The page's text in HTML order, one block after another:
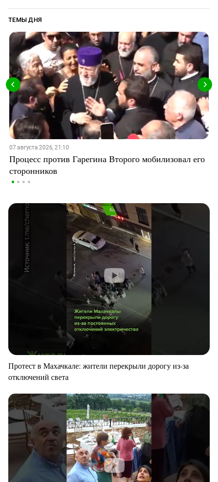
ТЕМЫ ДНЯ
07 августа 2026, 21:10
Процесс против Гарегина Второго мобилизовал его
сторонников
Протест в Махачкале: жители перекрыли дорогу из-за
отключений света